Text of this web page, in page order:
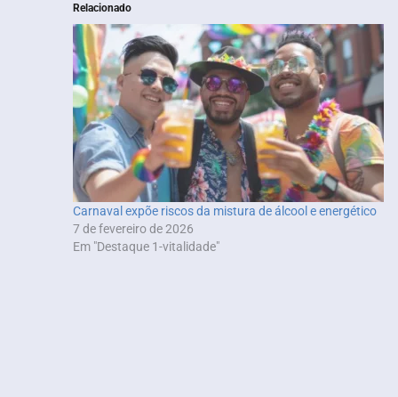
Relacionado
Carnaval expõe riscos da mistura de álcool e energético
7 de fevereiro de 2026
Em "Destaque 1-vitalidade"